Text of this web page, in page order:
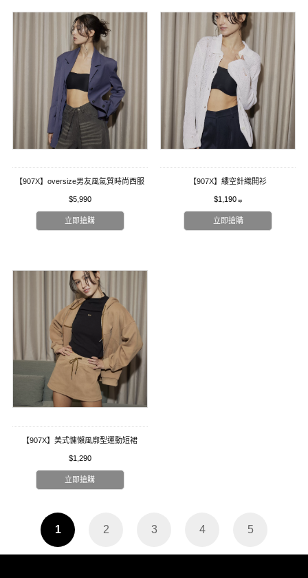
【907X】oversize男友風氣質時尚西服
$5,990
立即搶購
【907X】縷空針織開衫
$1,190
立即搶購
【907X】美式慵懶風廓型運動短裙
$1,290
立即搶購
1 2 3 4 5